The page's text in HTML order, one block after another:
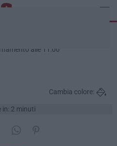
alle 11:00
in: 2 minuti
Cambia colore: